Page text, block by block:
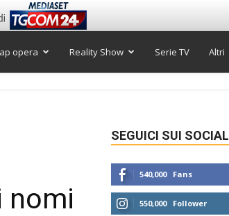
opera Reality Show Serie TV Altri
nomi
SEGUICI SUI SOCIAL
540,000 Fans
550,000 Follower